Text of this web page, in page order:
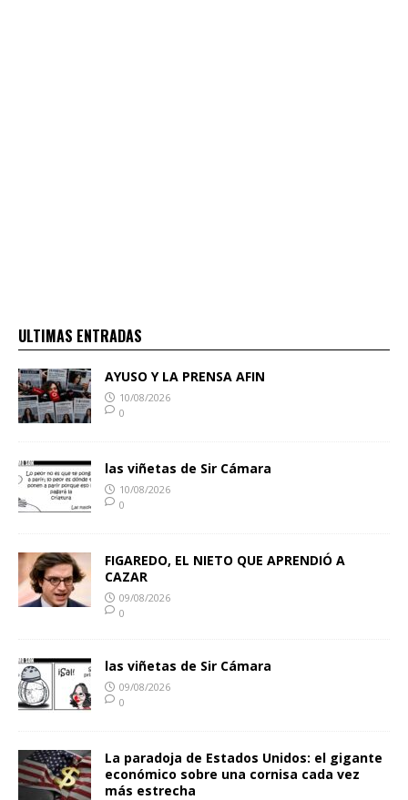
ULTIMAS ENTRADAS
AYUSO Y LA PRENSA AFIN
10/08/2026
0
las viñetas de Sir Cámara
10/08/2026
0
FIGAREDO, EL NIETO QUE APRENDIÓ A
CAZAR
09/08/2026
0
las viñetas de Sir Cámara
09/08/2026
0
La paradoja de Estados Unidos: el gigante
económico sobre una cornisa cada vez
más estrecha